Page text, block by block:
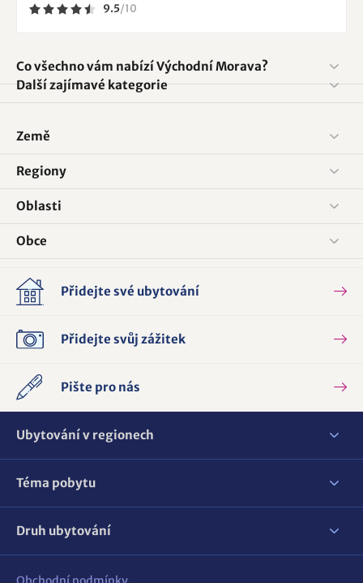
9.5/10
Co všechno vám nabízí Východní Morava?
Další zajímavé kategorie
Země
Regiony
Oblasti
Obce
Přidejte své ubytování
Přidejte svůj zážitek
Pište pro nás
Ubytování v regionech
Téma pobytu
Druh ubytování